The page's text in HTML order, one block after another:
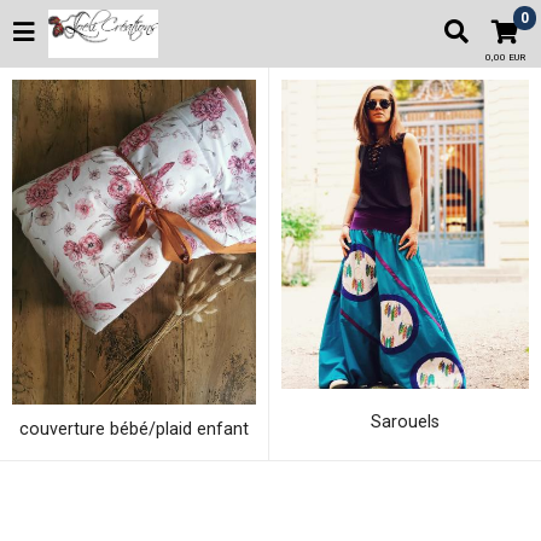
0
0,00 EUR
couverture bébé/plaid enfant Sarouels